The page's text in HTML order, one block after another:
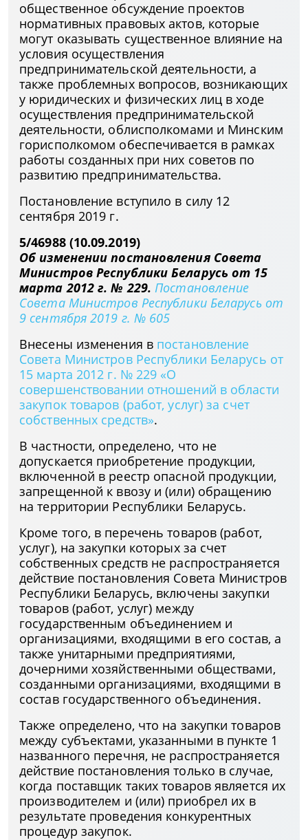
общественное обсуждение проектов
нормативных правовых актов, которые
могут оказывать существенное влияние на
условия осуществления
предпринимательской деятельности, а
также проблемных вопросов, возникающих
у юридических и физических лиц в ходе
осуществления предпринимательской
деятельности, облисполкомами и Минским
горисполкомом обеспечивается в рамках
работы созданных при них советов по
развитию предпринимательства.
Постановление вступило в силу 12
сентября 2019 г.
5/46988 (10.09.2019)
Об изменении постановления Совета
Министров Республики Беларусь от 15
марта 2012 г. № 229. Постановление
Совета Министров Республики Беларусь от
9 сентября 2019 г. № 605
Внесены изменения в постановление
Совета Министров Республики Беларусь от
15 марта 2012 г. № 229 «О
совершенствовании отношений в области
закупок товаров (работ, услуг) за счет
собственных средств».
В частности, определено, что не
допускается приобретение продукции,
включенной в реестр опасной продукции,
запрещенной к ввозу и (или) обращению
на территории Республики Беларусь.
Кроме того, в перечень товаров (работ,
услуг), на закупки которых за счет
собственных средств не распространяется
действие постановления Совета Министров
Республики Беларусь, включены закупки
товаров (работ, услуг) между
государственным объединением и
организациями, входящими в его состав, а
также унитарными предприятиями,
дочерними хозяйственными обществами,
созданными организациями, входящими в
состав государственного объединения.
Также определено, что на закупки товаров
между субъектами, указанными в пункте 1
названного перечня, не распространяется
действие постановления только в случае,
когда поставщик таких товаров является их
производителем и (или) приобрел их в
результате проведения конкурентных
процедур закупок.